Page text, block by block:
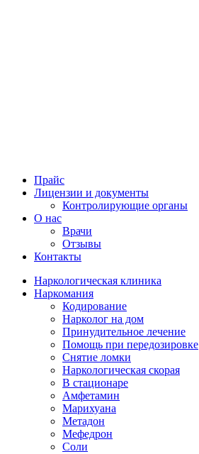
Прайс
Лицензии и документы
Контролирующие органы
О нас
Врачи
Отзывы
Контакты
Наркологическая клиника
Наркомания
Кодирование
Нарколог на дом
Принудительное лечение
Помощь при передозировке
Снятие ломки
Наркологическая скорая
В стационаре
Амфетамин
Марихуана
Метадон
Мефедрон
Соли